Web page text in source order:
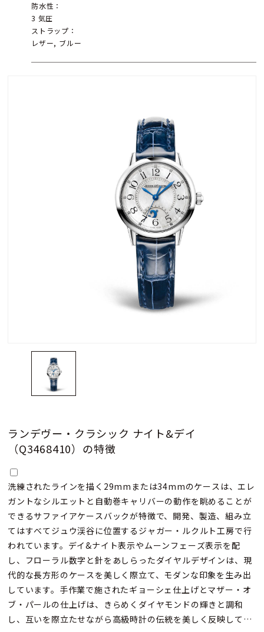
ランデヴー・クラシック ナイト&デイ
（Q3468410）の特徴
洗練されたラインを描く29mmまたは34mmのケースは、エレ
ガントなシルエットと自動巻キャリバーの動作を眺めることが
できるサファイアケースバックが特徴で、開発、製造、組み立
てはすべてジュウ渓谷に位置するジャガー・ルクルト工房で行
われています。デイ&ナイト表示やムーンフェーズ表示を配
し、フローラル数字と針をあしらったダイヤルデザインは、現
代的な長方形のケースを美しく際立て、モダンな印象を生み出
しています。手作業で施されたギョーシェ仕上げとマザー・オ
ブ・パールの仕上げは、きらめくダイヤモンドの輝きと調和
し、互いを際立たせながら高級時計の伝統を美しく反映してい
防水性：
3 気圧
ストラップ：
レザー, ブルー